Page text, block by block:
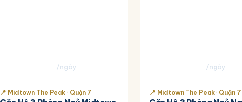
/ngày
📍 Midtown The Peak · Quận 7
/ngày
📍 Midtown The Peak · Quận 7